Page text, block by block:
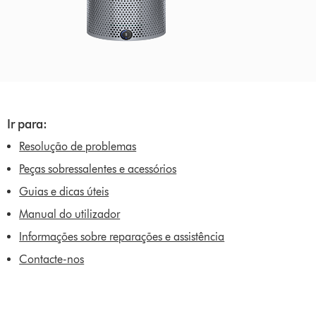
Ir para:
Resolução de problemas
Peças sobressalentes e acessórios
Guias e dicas úteis
Manual do utilizador
Informações sobre reparações e assistência
Contacte-nos